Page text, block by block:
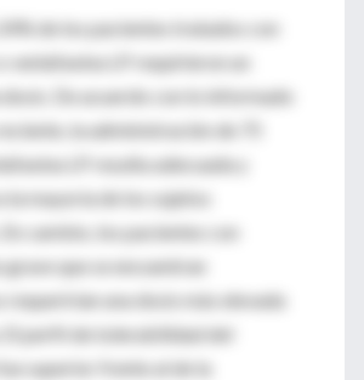
de los pacientes tratados con
venlafaxina LP requirieron un
dosis. De acuerdo con lo informado
la administración de 75
LP resulta adecuada y
la mayoría de los sujetos
cambio, los pacientes con
grave que se encuentran
requerirían una dosis más elevada
El perfil de tolerabilidad del
superior frente al de la